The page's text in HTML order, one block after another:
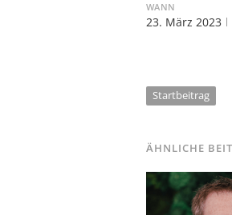
WANN
23. März 2023
Startbeitrag
ÄHNLICHE